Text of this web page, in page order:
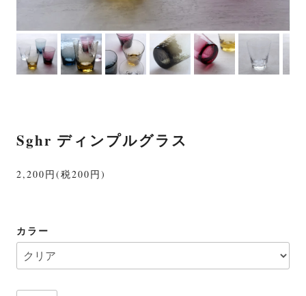
Sghr ディンプルグラス
2,200円(税200円)
カラー